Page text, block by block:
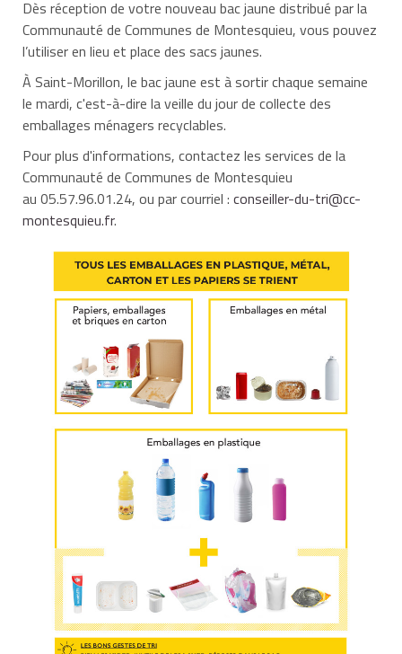
Dès réception de votre nouveau bac jaune distribué par la
Communauté de Communes de Montesquieu, vous pouvez
l’utiliser en lieu et place des sacs jaunes.
À Saint-Morillon, le bac jaune est à sortir chaque semaine
le mardi, c'est-à-dire la veille du jour de collecte des
emballages ménagers recyclables.
Pour plus d'informations, contactez les services de la
Communauté de Communes de Montesquieu
au 05.57.96.01.24, ou par courriel : conseiller-du-tri@cc-
montesquieu.fr.